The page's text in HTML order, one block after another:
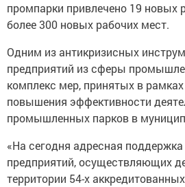
промпарки привлечено 19 новых
более 300 новых рабочих мест.
Одним из антикризисных
предприятий из сферы
комплекс мер, принятых в
повышения эффективности
промышленных парков в
«На сегодня адресная
предприятий, осуществляющих
территории 54-х